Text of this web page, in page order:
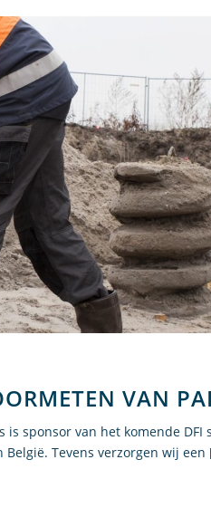
VAN
sponsor van het komende DFI
Tevens verzorgen wij een